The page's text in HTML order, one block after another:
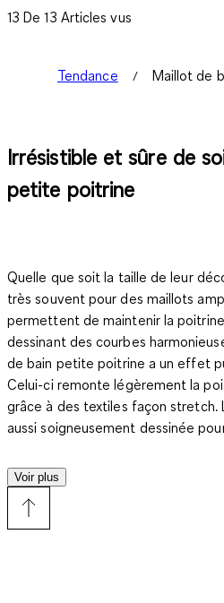
13 De 13 Articles vus
Tendance Maillot de
Irrésistible et sûre de
petite poitrine
Quelle que soit la taille de leur
très souvent pour des maillots
permettent de maintenir la
dessinant des courbes
de bain petite poitrine a un effet
Celui-ci remonte légèrement la
grâce à des textiles façon stretch.
aussi soigneusement dessinée
courbes, une bonne idée est de
C&A un maillot de bain petite
Ces modèles sont notamment
chez les jeunes filles qui
Voir plus